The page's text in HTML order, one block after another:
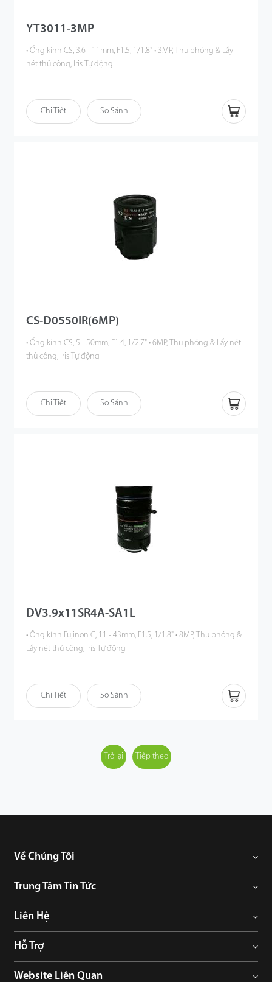
YT3011-3MP
• Ống kính CS, 3.6 - 11mm, F1.5, 1/1.8" • 3MP, Thu phóng & Lấy
nét thủ công, Iris Tự động
Chi Tiết So Sánh
CS-D0550IR(6MP)
• Ống kính CS, 5 - 50mm, F1.4, 1/2.7" • 6MP, Thu phóng & Lấy nét
thủ công, Iris Tự động
Chi Tiết So Sánh
DV3.9x11SR4A-SA1L
• Ống kính Fujinon C, 11 - 43mm, F1.5, 1/1.8" • 8MP, Thu phóng &
Lấy nét thủ công, Iris Tự động
Chi Tiết So Sánh
Trở lại Tiếp theo
Về Chúng Tôi
Trung Tâm Tin Tức
Liên Hệ
Hỗ Trợ
Website Liên Quan